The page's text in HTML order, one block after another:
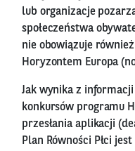
lub organizacje
społeczeństwa
nie obowiązuje
Horyzontem Europa
Jak wynika z
konkursów programu
przesłania aplikacji
Plan Równości Płci